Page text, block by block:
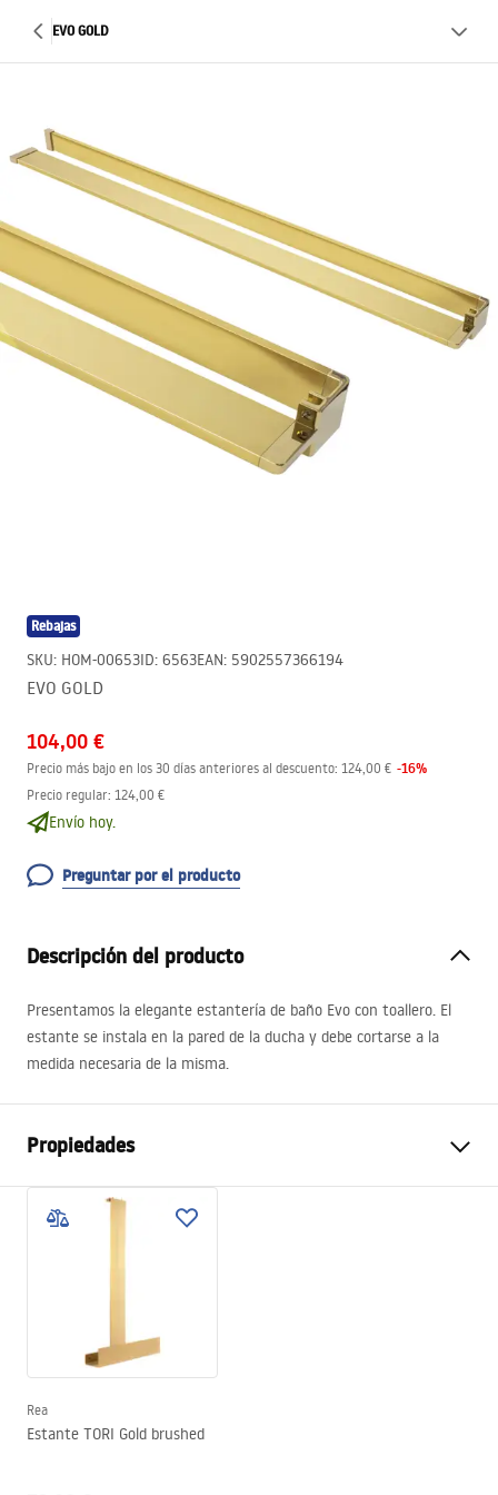
EVO GOLD
Rebajas
SKU: HOM-00653ID: 6563EAN: 5902557366194
EVO GOLD
104,00 €
Precio más bajo en los 30 días anteriores al descuento: 124,00 € -16%
Precio regular: 124,00 €
Envío hoy.
Preguntar por el producto
Descripción del producto
Presentamos la elegante estantería de baño Evo con toallero. El
estante se instala en la pared de la ducha y debe cortarse a la
medida necesaria de la misma.
Propiedades
Rea
Estante TORI Gold brushed